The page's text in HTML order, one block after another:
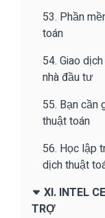
53. Phần
toán
54. Giao
nhà đầu tư
55. Bạn cần
thuật toán
56. Học lập
dịch thuật
XI. INTEL
TRỢ